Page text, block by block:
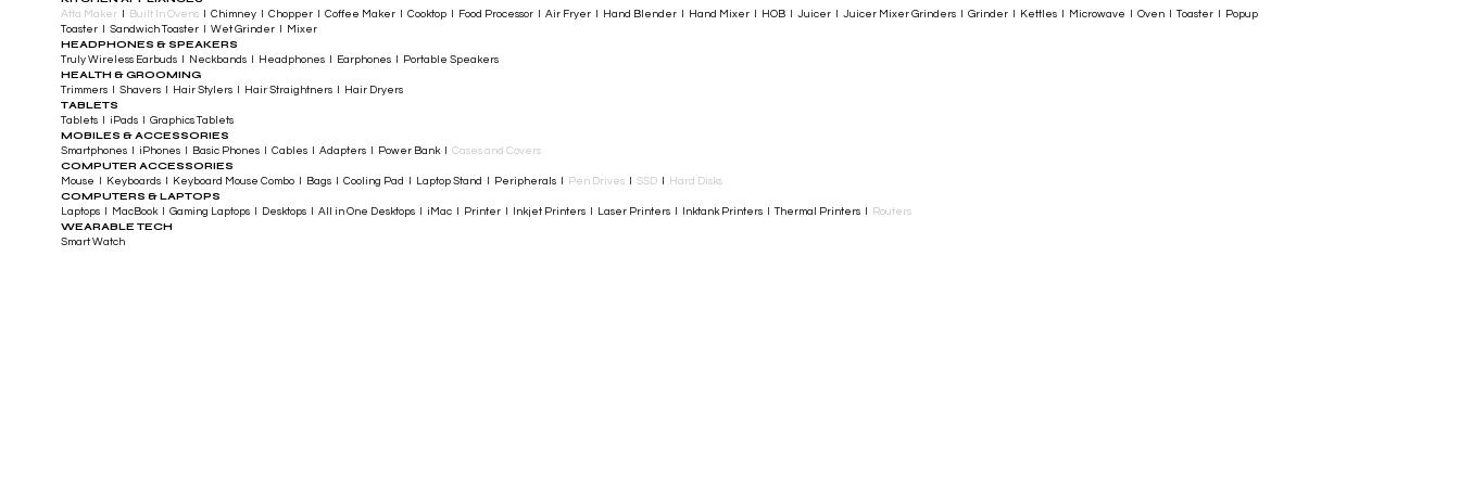
Atta Maker Built In Ovens I Chimney I Chopper I Coffee Maker I Cooktop I Food Processor I Air Fryer I Hand Blender I Hand Mixer I HOB I Juicer I Juicer Mixer Grinders I Grinder I Kettles I Microwave I Oven I Toaster I Popup
Toaster I Sandwich Toaster I Wet Grinder I Mixer
HEADPHONES & SPEAKERS
Truly Wireless Earbuds I Neckbands I Headphones I Earphones I Portable Speakers
HEALTH & GROOMING
Trimmers I Shavers I Hair Stylers I Hair Straightners I Hair Dryers
TABLETS
Tablets I iPads I Graphics Tablets
MOBILES & ACCESSORIES
Smartphones I iPhones I Basic Phones I Cables I Adapters I Power Bank I Cases and Covers
COMPUTER ACCESSORIES
Mouse I Keyboards I Keyboard Mouse Combo I Bags I Cooling Pad I Laptop Stand I Peripherals I Pen Drives SSD Hard Disks
COMPUTERS & LAPTOPS
Laptops I MacBook I Gaming Laptops I Desktops I All in One Desktops I iMac I Printer I Inkjet Printers I Laser Printers I Inktank Printers I Thermal Printers I Routers
WEARABLE TECH
Smart Watch